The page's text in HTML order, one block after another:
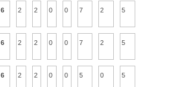
6 2 2 0 0 7 2 5
6 2 2 0 0 7 2 5
6 2 2 0 0 5 0 5